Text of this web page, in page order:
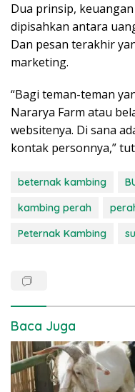
Dua prinsip,
dipisahkan antara
Dan pesan terakhir
marketing.
“Bagi teman-teman
Nararya Farm atau
websitenya. Di sana
kontak personnya,”
beternak kambing
kambing perah
Peternak Kambing
Baca Juga